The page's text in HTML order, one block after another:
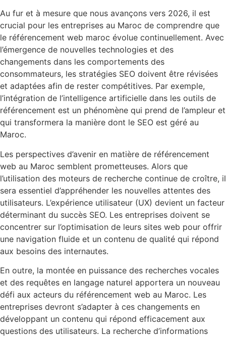
Au fur et à mesure que nous avançons vers 2026, il est
crucial pour les entreprises au Maroc de comprendre que
le référencement web maroc évolue continuellement. Avec
l’émergence de nouvelles technologies et des
changements dans les comportements des
consommateurs, les stratégies SEO doivent être révisées
et adaptées afin de rester compétitives. Par exemple,
l’intégration de l’intelligence artificielle dans les outils de
référencement est un phénomène qui prend de l’ampleur et
qui transformera la manière dont le SEO est géré au
Maroc.
Les perspectives d’avenir en matière de référencement
web au Maroc semblent prometteuses. Alors que
l’utilisation des moteurs de recherche continue de croître, il
sera essentiel d’appréhender les nouvelles attentes des
utilisateurs. L’expérience utilisateur (UX) devient un facteur
déterminant du succès SEO. Les entreprises doivent se
concentrer sur l’optimisation de leurs sites web pour offrir
une navigation fluide et un contenu de qualité qui répond
aux besoins des internautes.
En outre, la montée en puissance des recherches vocales
et des requêtes en langage naturel apportera un nouveau
défi aux acteurs du référencement web au Maroc. Les
entreprises devront s’adapter à ces changements en
développant un contenu qui répond efficacement aux
questions des utilisateurs. La recherche d’informations